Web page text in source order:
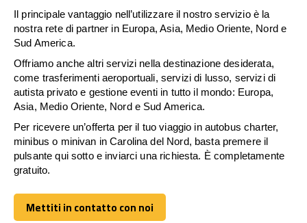
Il principale vantaggio nell’utilizzare il nostro servizio è la
nostra rete di partner in Europa, Asia, Medio Oriente, Nord e
Sud America.
Offriamo anche altri servizi nella destinazione desiderata,
come trasferimenti aeroportuali, servizi di lusso, servizi di
autista privato e gestione eventi in tutto il mondo: Europa,
Asia, Medio Oriente, Nord e Sud America.
Per ricevere un’offerta per il tuo viaggio in autobus charter,
minibus o minivan in Carolina del Nord, basta premere il
pulsante qui sotto e inviarci una richiesta. È completamente
gratuito.
Mettiti in contatto con noi